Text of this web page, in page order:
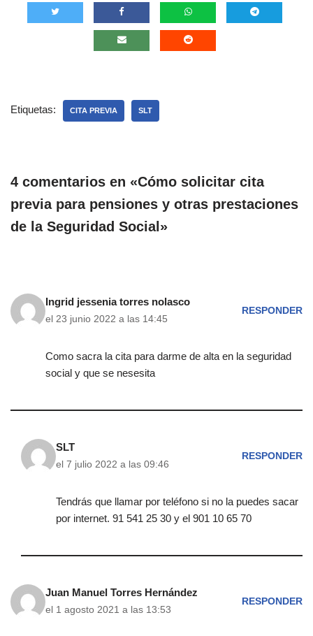
Etiquetas: CITA PREVIA SLT
4 comentarios en «Cómo solicitar cita
previa para pensiones y otras prestaciones
de la Seguridad Social»
Ingrid jessenia torres nolasco
el 23 junio 2022 a las 14:45
RESPONDER
Como sacra la cita para darme de alta en la seguridad
social y que se nesesita
SLT
el 7 julio 2022 a las 09:46
RESPONDER
Tendrás que llamar por teléfono si no la puedes sacar
por internet. 91 541 25 30 y el 901 10 65 70
Juan Manuel Torres Hernández
el 1 agosto 2021 a las 13:53
RESPONDER